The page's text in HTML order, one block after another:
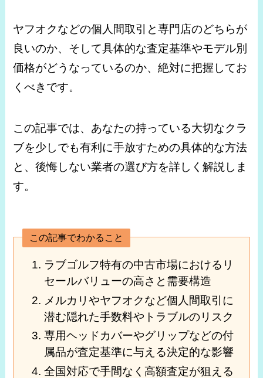
ヤフオクなどの個人間取引と専門店のどちらが
良いのか、そして具体的な査定基準やモデル別
価格がどうなっているのか、絶対に把握してお
くべきです。
この記事では、あなたの持っている大切なクラ
ブを少しでも有利に手放すための具体的な方法
と、後悔しない業者の選び方を詳しく解説しま
す。
この記事でわかること
ラブゴルフ特有の中古市場におけるリ
セールバリューの高さと需要構造
メルカリやヤフオクなど個人間取引に
潜む隠れた手数料やトラブルのリスク
専用ヘッドカバーやグリップなどの付
属品が査定基準に与える決定的な影響
全国対応で手間なく高額査定が狙える